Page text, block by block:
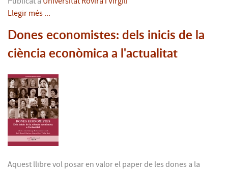
Llegir més ...
Dones economistes: dels inicis de la
ciència econòmica a l'actualitat
Aquest llibre vol posar en valor el paper de les dones a la